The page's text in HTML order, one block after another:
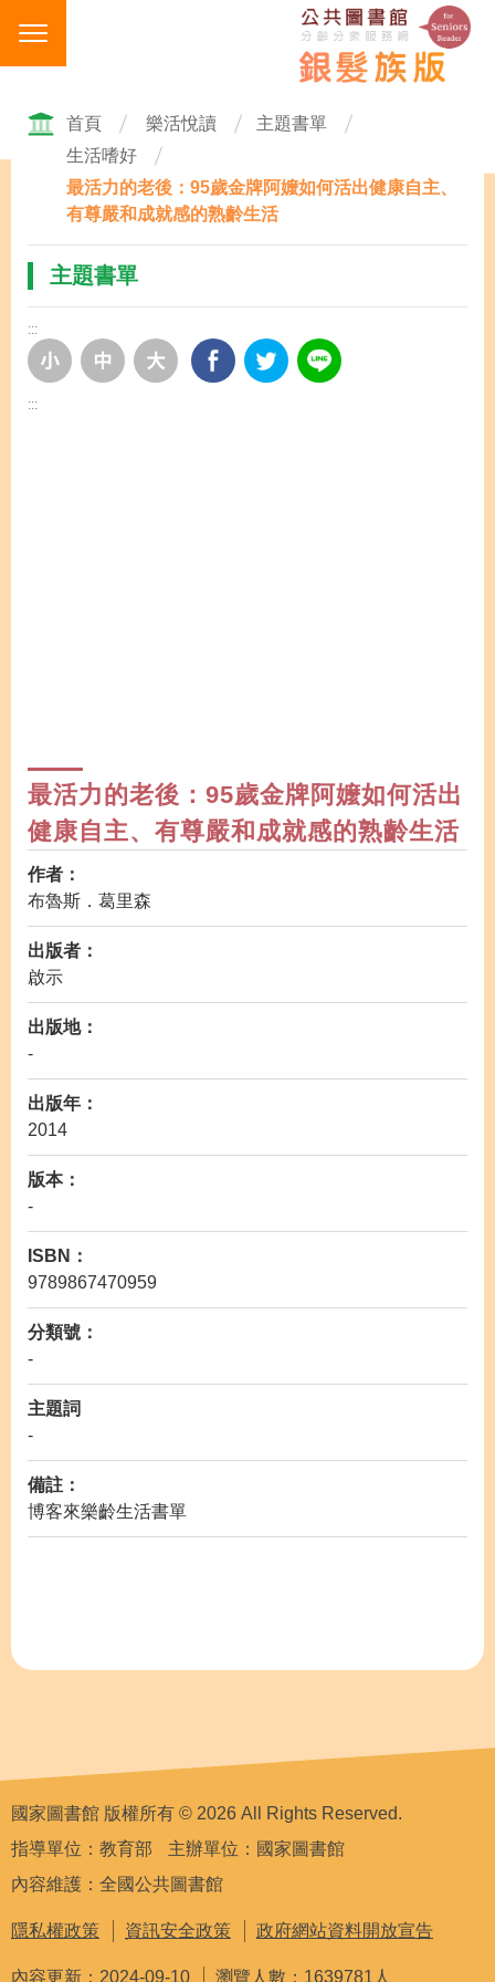
主
首頁 樂活悅讀
主題書單
生活嗜好
最活力的老後：95歲金牌阿嬤如何活出健康自主、
有尊嚴和成就感的熟齡生活
主題書單
:::
:::
最活力的老後：95歲金牌阿嬤如何活出
健康自主、有尊嚴和成就感的熟齡生活
作者：
布魯斯．葛里森
出版者：
啟示
出版地：
-
出版年：
2014
版本：
-
ISBN：
9789867470959
分類號：
-
主題詞
-
備註：
博客來樂齡生活書單
國家圖書館 版權所有 © 2026 All Rights Reserved.
指導單位：教育部
主辦單位：國家圖書館
內容維護：全國公共圖書館
隱私權政策 資訊安全政策 政府網站資料開放宣告
內容更新：2024-09-10 瀏覽人數：1639781人